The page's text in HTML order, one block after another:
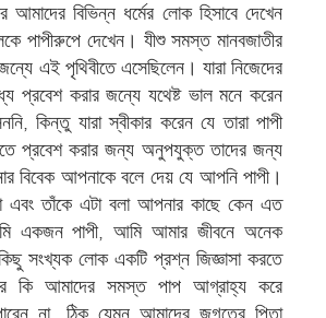
বিভিন্ন ধর্মের লোক হিসাবে দেখেন
পাপীরুপে দেখেন। যীশু সমস্ত মানবজাতীর
এই পৃথিবীতে এসেছিলেন। যারা নিজেদের
প্রবেশ করার জন্যে যথেষ্ট ভাল মনে করেন
কিন্তু যারা স্বীকার করেন যে তারা পাপী
প্রবেশ করার জন্য অনুপযুক্ত তাদের জন্য
বিবেক আপনাকে বলে দেয় যে আপনি পাপী।
এবং তাঁকে এটা বলা আপনার কাছে কেন এত
একজন পাপী, আমি আমার জীবনে অনেক
সংখ্যক লোক একটি প্রশ্ন জিজ্ঞাসা করতে
কি আমাদের সমস্ত পাপ আগ্রাহ্য করে
না, ঠিক যেমন আমাদের জগতের পিতা